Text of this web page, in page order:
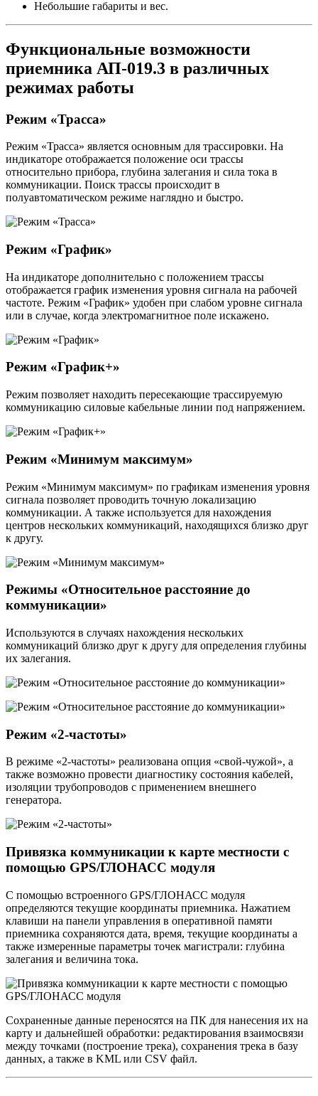
Небольшие габариты и вес.
Функциональные возможности
приемника АП-019.3 в различных
режимах работы
Режим «Трасса»
Режим «Трасса» является основным для трассировки. На
индикаторе отображается положение оси трассы
относительно прибора, глубина залегания и сила тока в
коммуникации. Поиск трассы происходит в
полуавтоматическом режиме наглядно и быстро.
Режим «График»
На индикаторе дополнительно с положением трассы
отображается график изменения уровня сигнала на рабочей
частоте. Режим «График» удобен при слабом уровне сигнала
или в случае, когда электромагнитное поле искажено.
Режим «График+»
Режим позволяет находить пересекающие трассируемую
коммуникацию силовые кабельные линии под напряжением.
Режим «Минимум максимум»
Режим «Минимум максимум» по графикам изменения уровня
сигнала позволяет проводить точную локализацию
коммуникации. А также используется для нахождения
центров нескольких коммуникаций, находящихся близко друг
к другу.
Режимы «Относительное расстояние до
коммуникации»
Используются в случаях нахождения нескольких
коммуникаций близко друг к другу для определения глубины
их залегания.
Режим «2-частоты»
В режиме «2-частоты» реализована опция «свой-чужой», а
также возможно провести диагностику состояния кабелей,
изоляции трубопроводов с применением внешнего
генератора.
Привязка коммуникации к карте местности с
помощью GPS/ГЛОНАСС модуля
С помощью встроенного GPS/ГЛОНАСС модуля
определяются текущие координаты приемника. Нажатием
клавиши на панели управления в оперативной памяти
приемника сохраняются дата, время, текущие координаты а
также измеренные параметры точек магистрали: глубина
залегания и величина тока.
Сохраненные данные переносятся на ПК для нанесения их на
карту и дальнейшей обработки: редактирования взаимосвязи
между точками (построение трека), сохранения трека в базу
данных, а также в KML или CSV файл.